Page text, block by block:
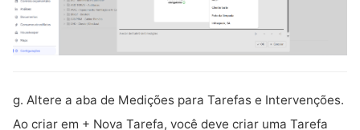
g. Altere a aba de Medições para Tarefas e Intervenções.
Ao criar em + Nova Tarefa, você deve criar uma Tarefa